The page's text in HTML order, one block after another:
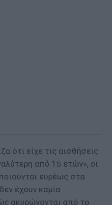
ότι είχε τις αισθήσεις
από 15 ετών», οι
ευρέως στα
έχουν καμία
ακυρώνονται από το